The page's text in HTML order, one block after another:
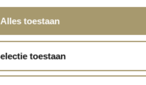
Alles toestaan
toestaan